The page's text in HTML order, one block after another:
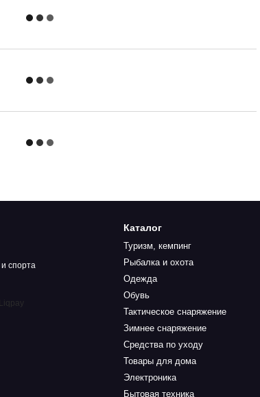
спорта
Каталог
Туризм, кемпинг
Рыбалка и охота
Одежда
Обувь
Тактическое снаряжение
Зимнее снаряжение
Средства по уходу
Товары для дома
Электроника
Бытовая техника